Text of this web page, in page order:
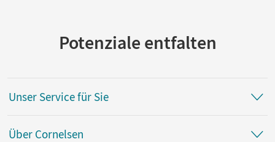
Potenziale entfalten
Unser Service für Sie
Über Cornelsen